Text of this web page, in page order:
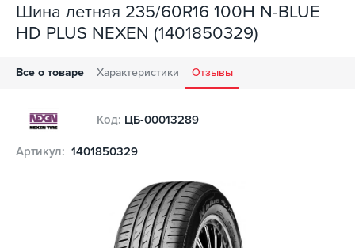
Шина летняя 235/60R16 100H N-BLUE
HD PLUS NEXEN (1401850329)
Все о товаре Характеристики Отзывы
Код: ЦБ-00013289
Артикул: 1401850329